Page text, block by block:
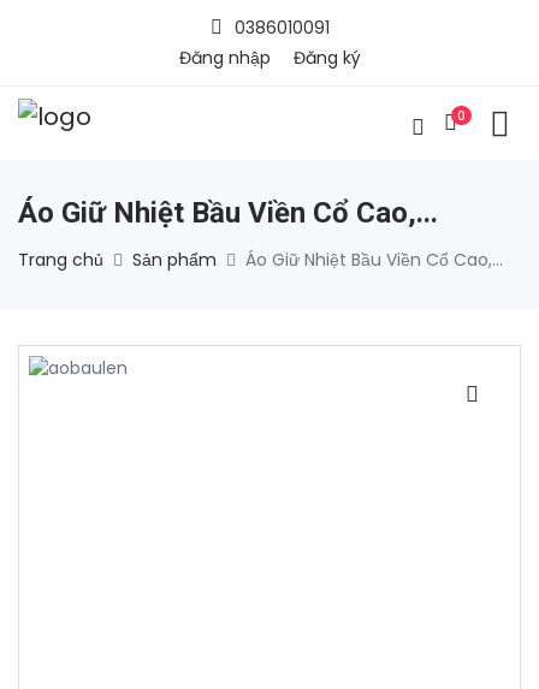
0386010091
Đăng nhập
Đăng ký
0
Áo Giữ Nhiệt Bầu Viền Cổ Cao,...
Trang chủ Sản phẩm Áo Giữ Nhiệt Bầu Viền Cổ Cao,...